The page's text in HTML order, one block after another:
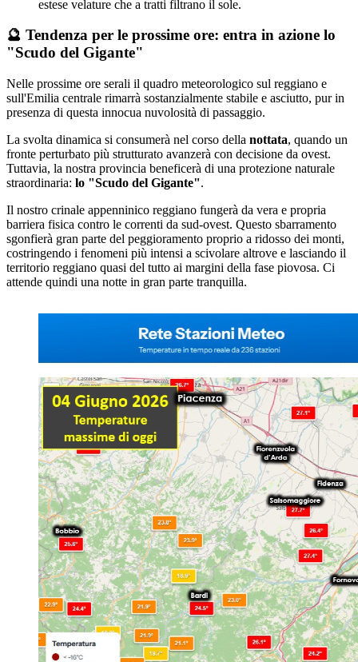
estese velature che a tratti filtrano il sole.
🔮 Tendenza per le prossime ore: entra in azione lo
"Scudo del Gigante"
Nelle prossime ore serali il quadro meteorologico sul reggiano e
sull'Emilia centrale rimarrà sostanzialmente stabile e asciutto, pur in
presenza di questa innocua nuvolosità di passaggio.
La svolta dinamica si consumerà nel corso della nottata, quando un
fronte perturbato più strutturato avanzerà con decisione da ovest.
Tuttavia, la nostra provincia beneficerà di una protezione naturale
straordinaria: lo "Scudo del Gigante".
Il nostro crinale appenninico reggiano fungerà da vera e propria
barriera fisica contro le correnti da sud-ovest. Questo sbarramento
sgonfierà gran parte del peggioramento proprio a ridosso dei monti,
costringendo i fenomeni più intensi a scivolare altrove e lasciando il
territorio reggiano quasi del tutto ai margini della fase piovosa. Ci
attende quindi una notte in gran parte tranquilla.